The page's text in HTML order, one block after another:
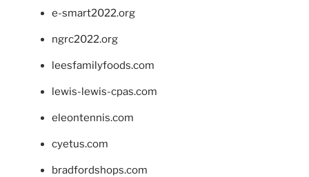
e-smart2022.org
ngrc2022.org
leesfamilyfoods.com
lewis-lewis-cpas.com
eleontennis.com
cyetus.com
bradfordshops.com